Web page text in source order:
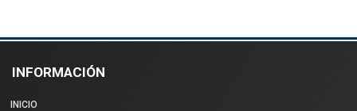
INFORMACIÓN
INICIO